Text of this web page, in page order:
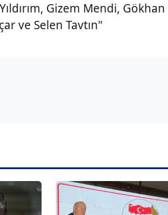
Gizem Mendi, Gökhan
ve Selen Tavtın"